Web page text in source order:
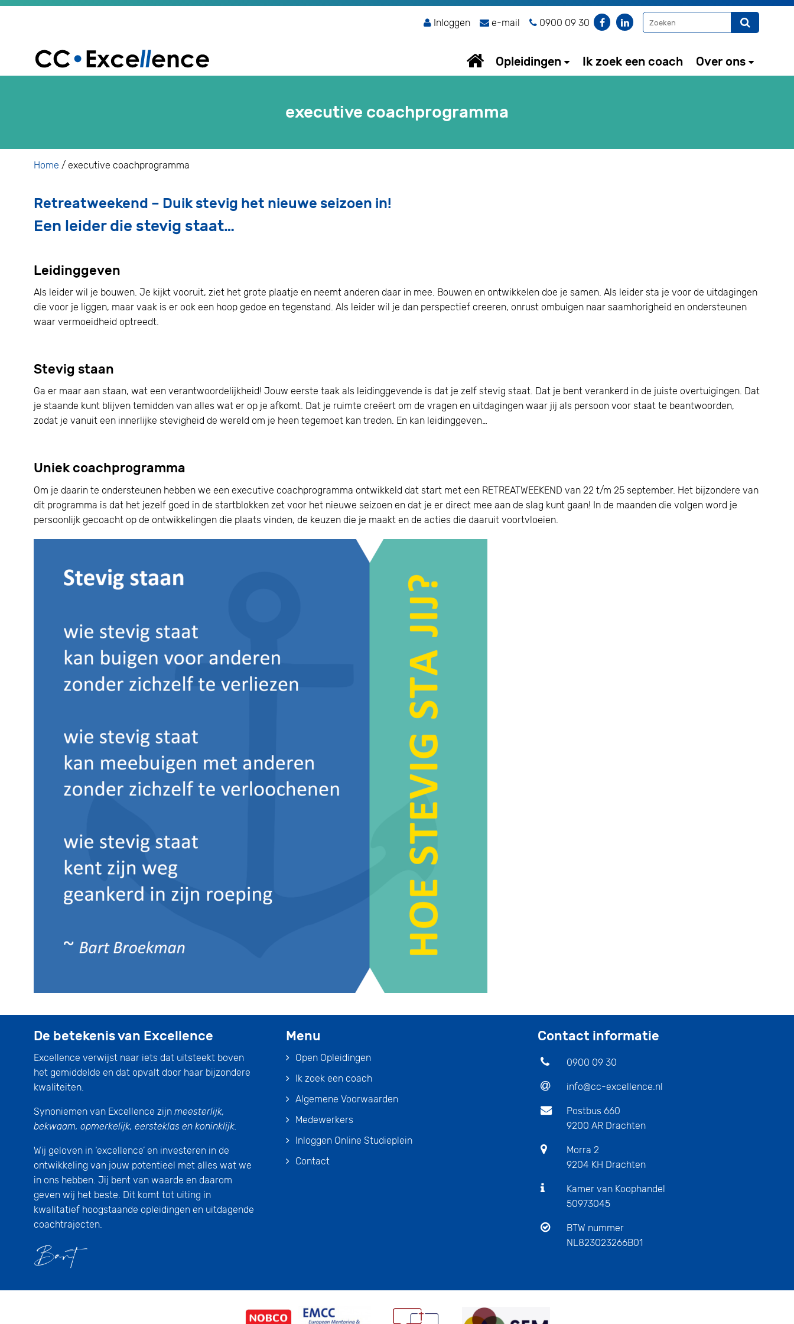
Inloggen e-mail 0900 09 30
Opleidingen Ik zoek een coach Over ons
executive coachprogramma
Home / executive coachprogramma
Retreatweekend – Duik stevig het nieuwe seizoen in!
Een leider die stevig staat…
Leidinggeven
Als leider wil je bouwen. Je kijkt vooruit, ziet het grote plaatje en neemt anderen daar in mee. Bouwen en ontwikkelen doe je samen. Als leider sta je voor de uitdagingen
die voor je liggen, maar vaak is er ook een hoop gedoe en tegenstand. Als leider wil je dan perspectief creeren, onrust ombuigen naar saamhorigheid en ondersteunen
waar vermoeidheid optreedt.
Stevig staan
Ga er maar aan staan, wat een verantwoordelijkheid! Jouw eerste taak als leidinggevende is dat je zelf stevig staat. Dat je bent verankerd in de juiste overtuigingen. Dat
je staande kunt blijven temidden van alles wat er op je afkomt. Dat je ruimte creëert om de vragen en uitdagingen waar jij als persoon voor staat te beantwoorden,
zodat je vanuit een innerlijke stevigheid de wereld om je heen tegemoet kan treden. En kan leidinggeven…
Uniek coachprogramma
Om je daarin te ondersteunen hebben we een executive coachprogramma ontwikkeld dat start met een RETREATWEEKEND van 22 t/m 25 september. Het bijzondere van
dit programma is dat het jezelf goed in de startblokken zet voor het nieuwe seizoen en dat je er direct mee aan de slag kunt gaan! In de maanden die volgen word je
persoonlijk gecoacht op de ontwikkelingen die plaats vinden, de keuzen die je maakt en de acties die daaruit voortvloeien.
De betekenis van Excellence
Excellence verwijst naar iets dat uitsteekt boven
het gemiddelde en dat opvalt door haar bijzondere
kwaliteiten.
Synoniemen van Excellence zijn meesterlijk,
bekwaam, opmerkelijk, eersteklas en koninklijk.
Wij geloven in ‘excellence’ en investeren in de
ontwikkeling van jouw potentieel met alles wat we
in ons hebben. Jij bent van waarde en daarom
geven wij het beste. Dit komt tot uiting in
kwalitatief hoogstaande opleidingen en uitdagende
coachtrajecten.
Menu
Open Opleidingen
Ik zoek een coach
Algemene Voorwaarden
Medewerkers
Inloggen Online Studieplein
Contact
Contact informatie
0900 09 30
info@cc-excellence.nl
Postbus 660
9200 AR Drachten
Morra 2
9204 KH Drachten
Kamer van Koophandel
50973045
BTW nummer
NL823023266B01